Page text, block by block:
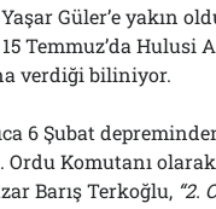
Güler’e yakın
Temmuz’da Hulusi
verdiği biliniyor.
6 Şubat
Ordu Komutanı olarak
Barış Terkoğlu, “2.